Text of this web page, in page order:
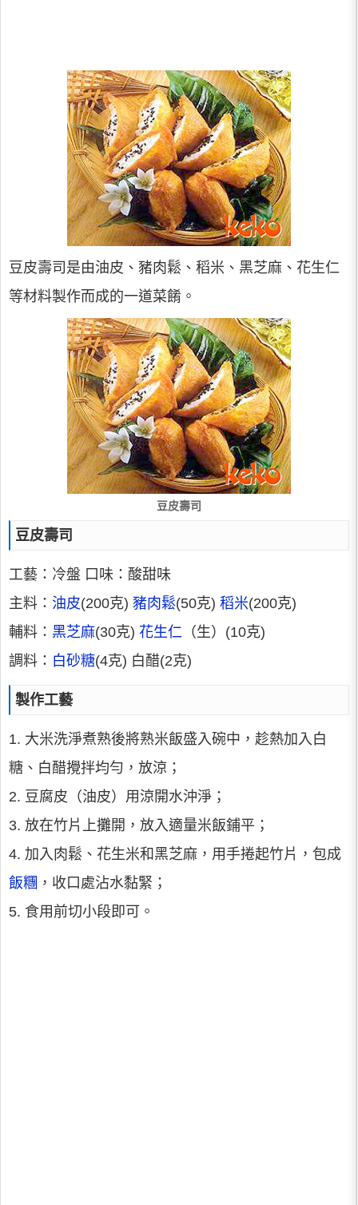
豆皮壽司是由油皮、豬肉鬆、稻米、黑芝麻、花生仁
等材料製作而成的一道菜餚。
豆皮壽司
豆皮壽司
工藝：冷盤 口味：酸甜味
主料： 油皮(200克) 豬肉鬆(50克) 稻米(200克)
輔料： 黑芝麻(30克) 花生仁 （生）(10克)
調料： 白砂糖(4克) 白醋(2克)
製作工藝
1. 大米洗淨煮熟後將熟米飯盛入碗中，趁熱加入白
糖、白醋攪拌均勻，放涼；
2. 豆腐皮（油皮）用涼開水沖淨；
3. 放在竹片上攤開，放入適量米飯鋪平；
4. 加入肉鬆、花生米和黑芝麻，用手捲起竹片，包成
飯糰 ，收口處沾水黏緊；
5. 食用前切小段即可。